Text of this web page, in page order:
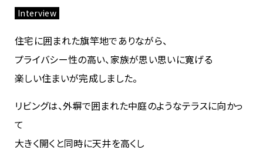
Interview
住宅に囲まれた旗竿地でありながら、
プライバシー性の高い、家族が思い思いに寛げる
楽しい住まいが完成しました。
リビングは、外塀で囲まれた中庭のようなテラスに向かっ
て
大きく開くと同時に天井を高くし